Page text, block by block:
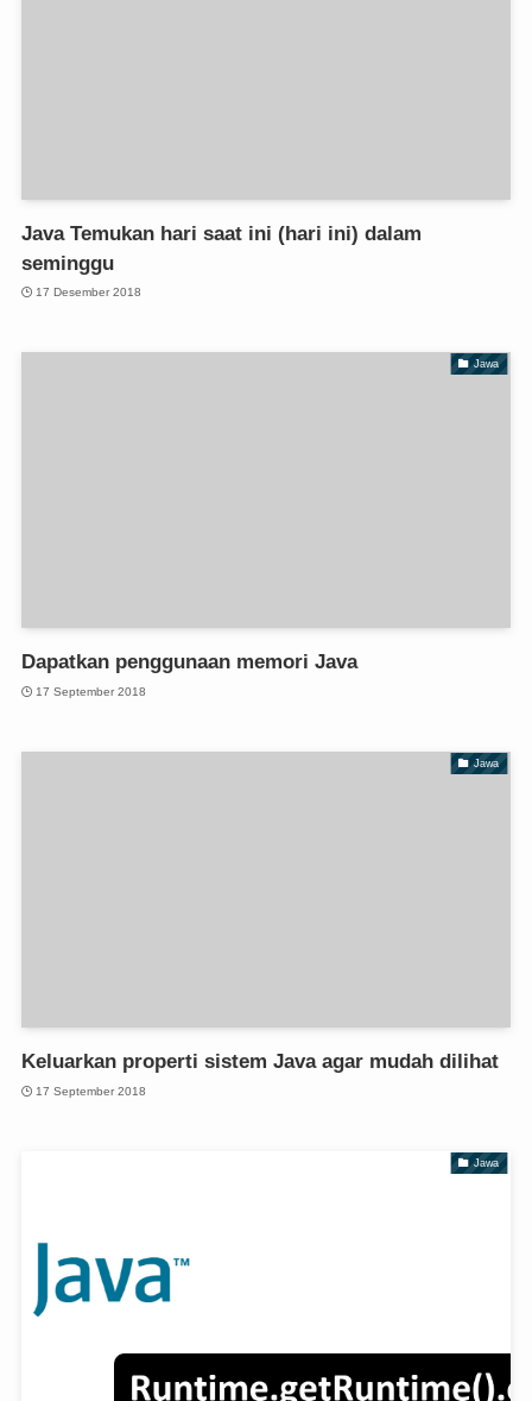
Java Temukan hari saat ini (hari ini) dalam
seminggu
17 Desember 2018
Jawa
Dapatkan penggunaan memori Java
17 September 2018
Jawa
Keluarkan properti sistem Java agar mudah dilihat
17 September 2018
Jawa